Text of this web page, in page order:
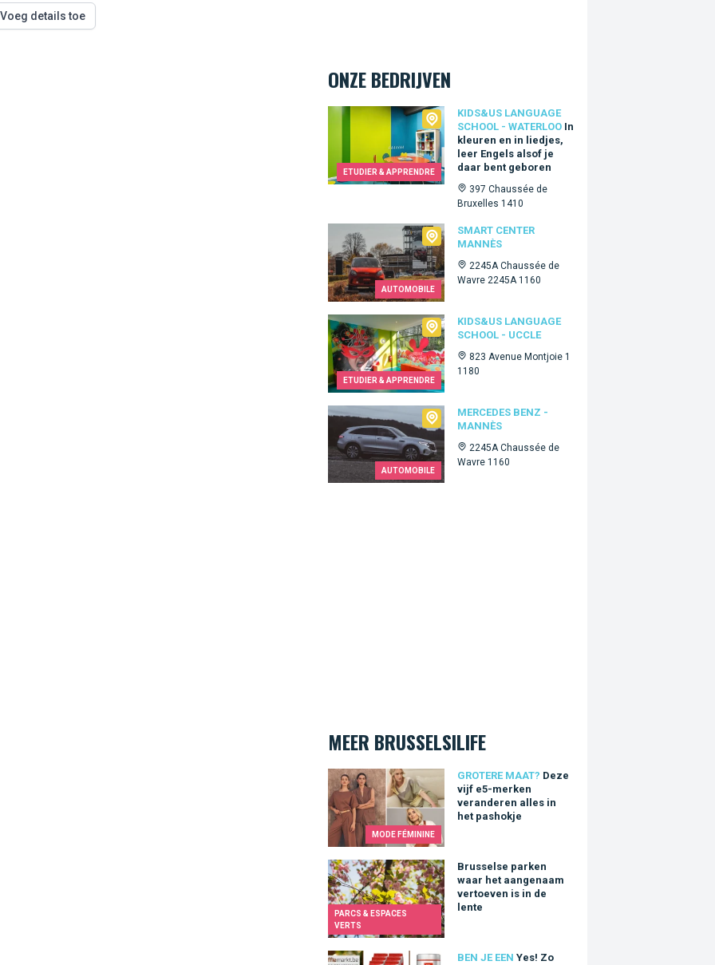
Voeg details toe
ONZE BEDRIJVEN
ETUDIER & APPRENDRE
KIDS&US LANGUAGE
SCHOOL - WATERLOO In
kleuren en in liedjes,
leer Engels alsof je
daar bent geboren
397 Chaussée de
Bruxelles 1410
Kids&Us language school - Waterloo
AUTOMOBILE
SMART CENTER
MANNÈS
2245A Chaussée de
Wavre 2245A 1160
Smart Center Mannès
ETUDIER & APPRENDRE
KIDS&US LANGUAGE
SCHOOL - UCCLE
823 Avenue Montjoie 1
1180
Kids&Us language school - Uccle
AUTOMOBILE
MERCEDES BENZ -
MANNÈS
2245A Chaussée de
Wavre 1160
Mercedes Benz - Mannès
MEER BRUSSELSILIFE
MODE FÉMININE
GROTERE MAAT? Deze
vijf e5-merken
veranderen alles in
het pashokje
Deze vijf e5-merken veranderen alles in het pashokje
PARCS & ESPACES
VERTS
Brusselse parken
waar het aangenaam
vertoeven is in de
lente
Brusselse parken waar het aangenaam vertoeven is in de lente
BEN JE EEN Yes! Zo
Yes! Zo begrijp je eindelijk de koffiekaart van je favoriete koffiebar